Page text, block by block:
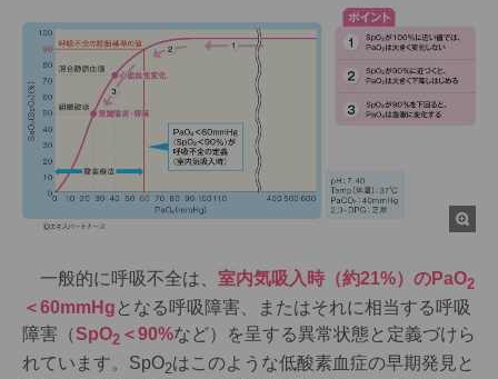
一般的に呼吸不全は、 室内気吸入時（約21%）のPaO2
＜60mmHg となる呼吸障害、またはそれに相当する呼吸
障害（SpO2 ＜90%など）を呈する異常状態と定義づけら
れています。SpO2はこのような低酸素血症の早期発見と